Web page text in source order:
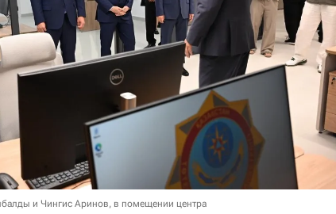
и Чингис Аринов, в помещении центра